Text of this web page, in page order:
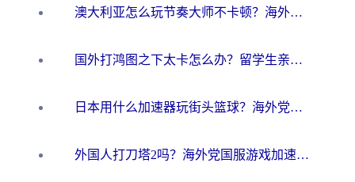
澳大利亚怎么玩节奏大师不卡顿？海外党国服游戏加速终极指南
国外打鸿图之下太卡怎么办？留学生亲测有效的国服游戏加速方案
日本用什么加速器玩街头篮球？海外党国服游戏不卡顿的终极攻略
外国人打刀塔2吗？海外党国服游戏加速避坑全攻略